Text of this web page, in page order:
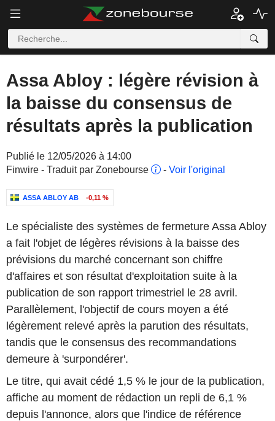
Assa Abloy : légère révision à
la baisse du consensus de
résultats après la publication
Publié le 12/05/2026 à 14:00
Finwire - Traduit par Zonebourse
- Voir l'original
ASSA ABLOY AB -0,11 %
Le spécialiste des systèmes de fermeture Assa Abloy
a fait l'objet de légères révisions à la baisse des
prévisions du marché concernant son chiffre
d'affaires et son résultat d'exploitation suite à la
publication de son rapport trimestriel le 28 avril.
Parallèlement, l'objectif de cours moyen a été
légèrement relevé après la parution des résultats,
tandis que le consensus des recommandations
demeure à 'surpondérer'.
Le titre, qui avait cédé 1,5 % le jour de la publication,
affiche au moment de rédaction un repli de 6,1 %
depuis l'annonce, alors que l'indice de référence